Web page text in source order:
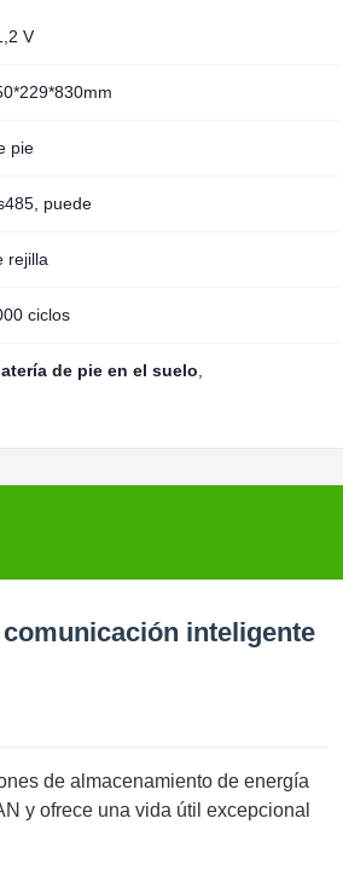
V
pie
puede
rejilla
ciclos
de pie en el suelo
comunicación inteligente
de almacenamiento de energía
y ofrece una vida útil excepcional